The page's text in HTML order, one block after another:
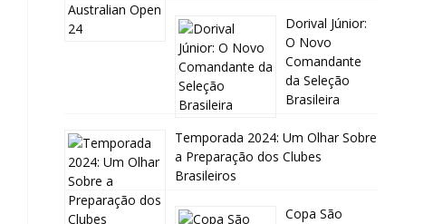
Dorival Júnior:
O Novo
Comandante
da Seleção
Brasileira
Temporada 2024: Um Olhar Sobre
a Preparação dos Clubes
Brasileiros
Copa São